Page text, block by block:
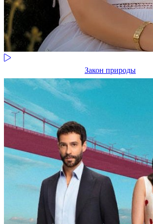
Закон природы